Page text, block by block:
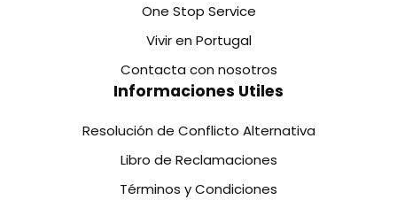
One Stop Service
Vivir en Portugal
Contacta con nosotros
Informaciones Utiles
Resolución de Conflicto Alternativa
Libro de Reclamaciones
Términos y Condiciones